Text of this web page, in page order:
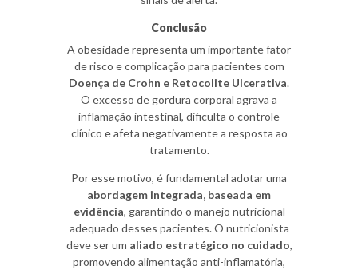
Conclusão
A obesidade representa um importante fator
de risco e complicação para pacientes com
Doença de Crohn e Retocolite Ulcerativa.
O excesso de gordura corporal agrava a
inflamação intestinal, dificulta o controle
clínico e afeta negativamente a resposta ao
tratamento.
Por esse motivo, é fundamental adotar uma
abordagem integrada, baseada em
evidência, garantindo o manejo nutricional
adequado desses pacientes. O nutricionista
deve ser um aliado estratégico no cuidado,
promovendo alimentação anti-inflamatória,